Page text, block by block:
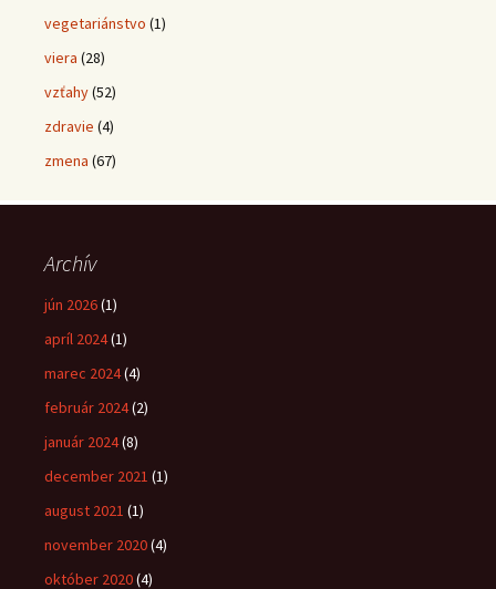
vegetariánstvo (1)
viera (28)
vzťahy(52)
zdravie (4)
zmena (67)
Archív
jún 2026(1)
apríl 2024(1)
marec 2024(4)
február 2024(2)
január 2024(8)
december 2021 (1)
august 2021 (1)
november 2020(4)
október 2020(4)